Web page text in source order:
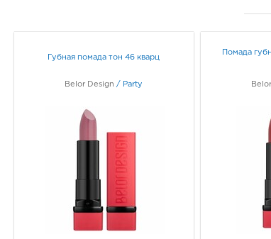
Губная помада тон 46 кварц
Belor Design / Party
Помада